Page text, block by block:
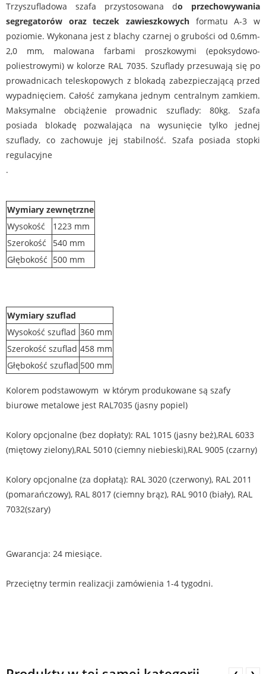
Trzyszufladowa szafa przystosowana do przechowywania
segregatorów oraz teczek zawieszkowych formatu A-3 w
poziomie. Wykonana jest z blachy czarnej o grubości od 0,6mm-
2,0 mm, malowana farbami proszkowymi (epoksydowo-
poliestrowymi) w kolorze RAL 7035. Szuflady przesuwają się po
prowadnicach teleskopowych z blokadą zabezpieczającą przed
wypadnięciem. Całość zamykana jednym centralnym zamkiem.
Maksymalne obciążenie prowadnic szuflady: 80kg. Szafa
posiada blokadę pozwalająca na wysunięcie tylko jednej
szuflady, co zachowuje jej stabilność. Szafa posiada stopki
regulacyjne
.
Wymiary zewnętrzne
Wysokość
1223 mm
Szerokość
540 mm
Głębokość 500 mm
Wymiary szuflad
Wysokość szuflad 360 mm
Szerokość szuflad 458 mm
Głębokość szuflad 500 mm
Kolorem podstawowym w którym produkowane są szafy
biurowe metalowe jest RAL7035 (jasny popiel)
Kolory opcjonalne (bez dopłaty): RAL 1015 (jasny beż),RAL 6033
(miętowy zielony),RAL 5010 (ciemny niebieski),RAL 9005 (czarny)
Kolory opcjonalne (za dopłatą): RAL 3020 (czerwony), RAL 2011
(pomarańczowy), RAL 8017 (ciemny brąz), RAL 9010 (biały), RAL
7032(szary)
Gwarancja: 24 miesiące.
Przeciętny termin realizacji zamówienia 1-4 tygodni.